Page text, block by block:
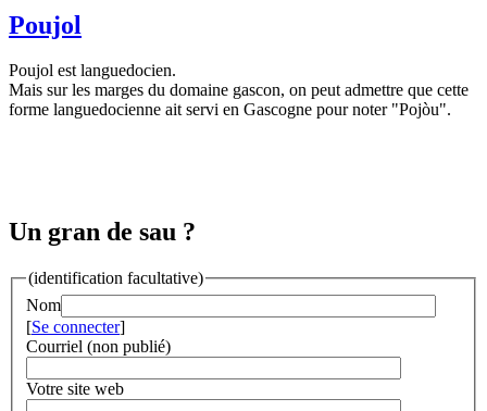
Poujol
Poujol est languedocien.
Mais sur les marges du domaine gascon, on peut admettre que cette
forme languedocienne ait servi en Gascogne pour noter "Pojòu".
Un gran de sau ?
(identification facultative)
Nom
[Se connecter]
Courriel (non publié)
Votre site web